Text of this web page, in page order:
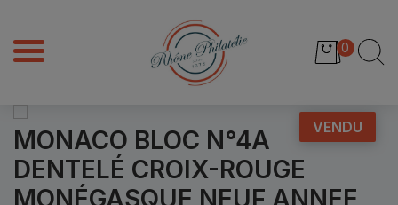
0
VENDU
MONACO BLOC N°4A
DENTELÉ CROIX-ROUGE
MONÉGASQUE NEUF ANNEE